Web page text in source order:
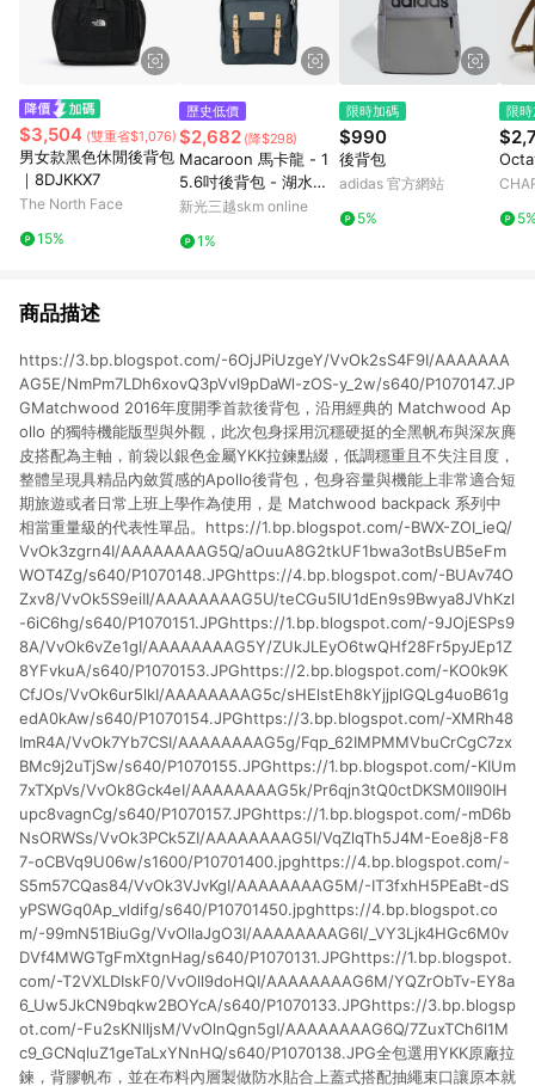
$3,504 (雙重省$1,076)
男女款黑色休閒後背包
｜8DJKKX7
The North Face
15%
歷史低價
$2,682 (降$298)
Macaroon 馬卡龍 - 1
5.6吋後背包 - 湖水藍
- Reborn
新光三越skm online
1%
限時加碼
$990
後背包
adidas 官方網站
5%
限
商品描述
https://3.bp.blogspot.com/-6OjJPiUzgeY/VvOk2sS4F9I/AAAAAAA
AG5E/NmPm7LDh6xovQ3pVvI9pDaWl-zOS-y_2w/s640/P1070147.JP
GMatchwood 2016年度開季首款後背包，沿用經典的 Matchwood Ap
ollo 的獨特機能版型與外觀，此次包身採用沉穩硬挺的全黑帆布與深灰麂
皮搭配為主軸，前袋以銀色金屬YKK拉鍊點綴，低調穩重且不失注目度，
整體呈現具精品內斂質感的Apollo後背包，包身容量與機能上非常適合短
期旅遊或者日常上班上學作為使用，是 Matchwood backpack 系列中
相當重量級的代表性單品。https://1.bp.blogspot.com/-BWX-ZOI_ieQ/
VvOk3zgrn4I/AAAAAAAAG5Q/aOuuA8G2tkUF1bwa3otBsUB5eFm
WOT4Zg/s640/P1070148.JPGhttps://4.bp.blogspot.com/-BUAv74O
Zxv8/VvOk5S9eiII/AAAAAAAAG5U/teCGu5IU1dEn9s9Bwya8JVhKzl
-6iC6hg/s640/P1070151.JPGhttps://1.bp.blogspot.com/-9JOjESPs9
8A/VvOk6vZe1gI/AAAAAAAAG5Y/ZUkJLEyO6twQHf28Fr5pyJEp1Z
8YFvkuA/s640/P1070153.JPGhttps://2.bp.blogspot.com/-KO0k9K
CfJOs/VvOk6ur5lkI/AAAAAAAAG5c/sHElstEh8kYjjplGQLg4uoB61g
edA0kAw/s640/P1070154.JPGhttps://3.bp.blogspot.com/-XMRh48
ImR4A/VvOk7Yb7CSI/AAAAAAAAG5g/Fqp_62IMPMMVbuCrCgC7zx
BMc9j2uTjSw/s640/P1070155.JPGhttps://1.bp.blogspot.com/-KIUm
7xTXpVs/VvOk8Gck4eI/AAAAAAAAG5k/Pr6qjn3tQ0ctDKSM0II90IH
upc8vagnCg/s640/P1070157.JPGhttps://1.bp.blogspot.com/-mD6b
NsORWSs/VvOk3PCk5ZI/AAAAAAAAG5I/VqZlqTh5J4M-Eoe8j8-F8
7-oCBVq9U06w/s1600/P10701400.jpghttps://4.bp.blogspot.com/-
S5m57CQas84/VvOk3VJvKgI/AAAAAAAAG5M/-IT3fxhH5PEaBt-dS
yPSWGq0Ap_vldifg/s640/P10701450.jpghttps://4.bp.blogspot.co
m/-99mN51BiuGg/VvOllaJgO3I/AAAAAAAAG6I/_VY3Ljk4HGc6M0v
DVf4MWGTgFmXtgnHag/s640/P1070131.JPGhttps://1.bp.blogspot.
com/-T2VXLDIskF0/VvOll9doHQI/AAAAAAAAG6M/YQZrObTv-EY8a
6_Uw5JkCN9bqkw2BOYcA/s640/P1070133.JPGhttps://3.bp.blogsp
ot.com/-Fu2sKNlIjsM/VvOlnQgn5gI/AAAAAAAAG6Q/7ZuxTCh6l1M
c9_GCNqluZ1geTaLxYNnHQ/s640/P1070138.JPG全包選用YKK原廠拉
鍊，背膠帆布，並在布料內層製做防水貼合上蓋式搭配抽繩束口讓原本就